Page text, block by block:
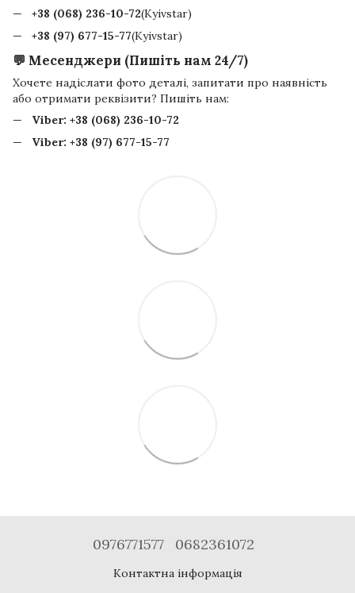
+38 (068) 236-10-72(Kyivstar)
+38 (97) 677-15-77(Kyivstar)
💬 Месенджери (Пишіть нам 24/7)
Хочете надіслати фото деталі, запитати про наявність
або отримати реквізити? Пишіть нам:
Viber: +38 (068) 236-10-72
Viber: +38 (97) 677-15-77
0976771577 0682361072
Контактна інформація